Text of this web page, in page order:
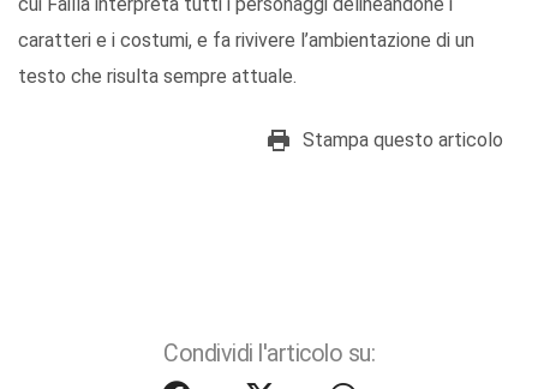
cui Failla interpreta tutti i personaggi delineandone i
caratteri e i costumi, e fa rivivere l’ambientazione di un
testo che risulta sempre attuale.
Stampa questo articolo
Condividi l'articolo su: